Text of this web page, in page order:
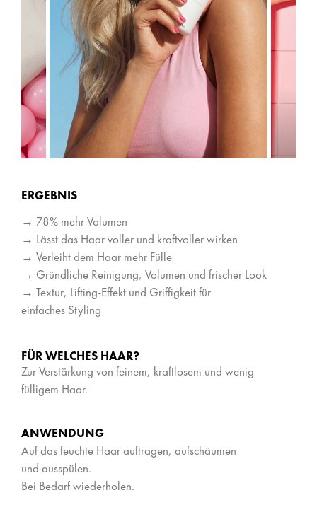
ERGEBNIS
→ 78% mehr Volumen
→ Lässt das Haar voller und kraftvoller wirken
→ Verleiht dem Haar mehr Fülle
→ Gründliche Reinigung, Volumen und frischer Look
→ Textur, Lifting-Effekt und Griffigkeit für
einfaches Styling
FÜR WELCHES HAAR?
Zur Verstärkung von feinem, kraftlosem und wenig
fülligem Haar.
ANWENDUNG
Auf das feuchte Haar auftragen, aufschäumen
und ausspülen.
Bei Bedarf wiederholen.